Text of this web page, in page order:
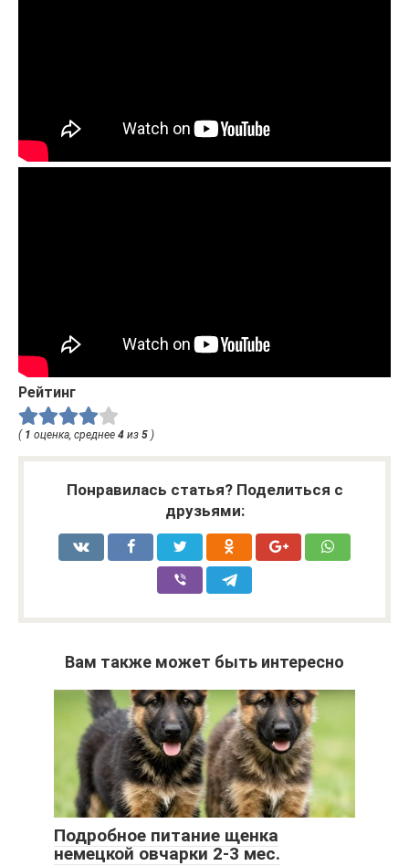
Рейтинг
( 1 оценка, среднее 4 из 5 )
Понравилась статья? Поделиться с
друзьями:
Вам также может быть интересно
Подробное питание щенка
немецкой овчарки 2-3 мес.